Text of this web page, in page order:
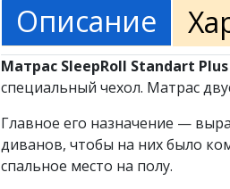
Описание
Матрас SleepRoll Standart Plus
специальный чехол. Матрас
Главное его назначение —
диванов, чтобы на них было
спальное место на полу.